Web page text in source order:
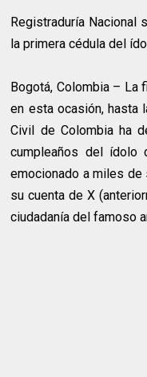
Registraduría Nacional
la primera cédula del
Bogotá, Colombia – La
en esta ocasión, hasta
Civil de Colombia ha
cumpleaños del ídolo
emocionado a miles
su cuenta de X
ciudadanía del famoso